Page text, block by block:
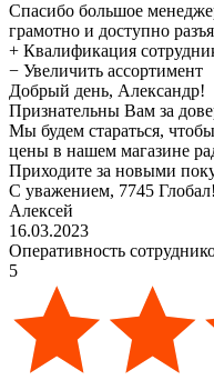
Спасибо большое
грамотно и доступно
+ Квалификация
− Увеличить ассортимент
Добрый день, Александр!
Признательны Вам за
Мы будем стараться,
цены в нашем магазине
Приходите за новыми
С уважением, 7745 Глобал!
Алексей
16.03.2023
Оперативность
5